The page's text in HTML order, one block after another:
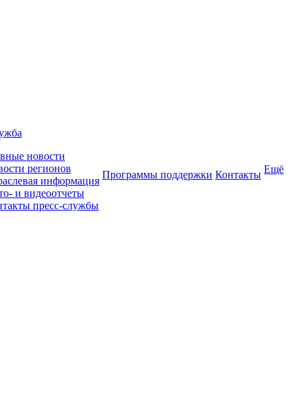
новости
регионов
информация
и видеоотчеты
пресс-службы
Программы поддержки Контакты Ещё